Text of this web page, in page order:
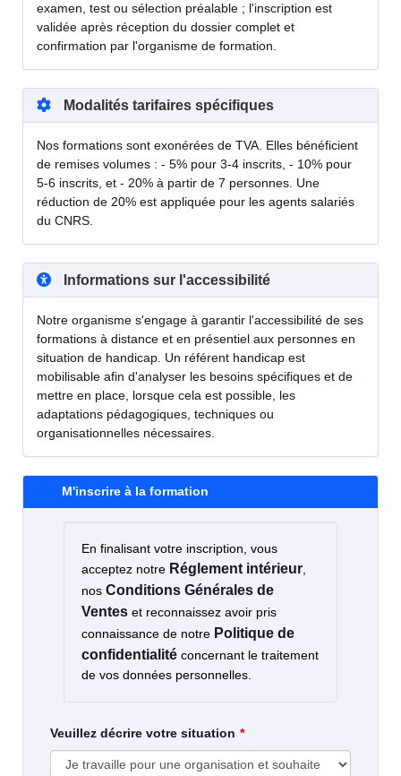
examen, test ou sélection préalable ; l'inscription est
validée après réception du dossier complet et
confirmation par l'organisme de formation.
Modalités tarifaires spécifiques
Nos formations sont exonérées de TVA. Elles bénéficient
de remises volumes : - 5% pour 3-4 inscrits, - 10% pour
5-6 inscrits, et - 20% à partir de 7 personnes. Une
réduction de 20% est appliquée pour les agents salariés
du CNRS.
Informations sur l'accessibilité
Notre organisme s'engage à garantir l'accessibilité de ses
formations à distance et en présentiel aux personnes en
situation de handicap. Un référent handicap est
mobilisable afin d'analyser les besoins spécifiques et de
mettre en place, lorsque cela est possible, les
adaptations pédagogiques, techniques ou
organisationnelles nécessaires.
M'inscrire à la formation
En finalisant votre inscription, vous
acceptez notre Réglement intérieur
nos Conditions Générales de
Ventes et reconnaissez avoir pris
connaissance de notre Politique de
confidentialité concernant le traitement
de vos données personnelles.
Veuillez décrire votre situation